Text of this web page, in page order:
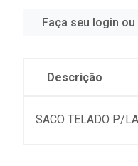
Faça seu login
Descrição
SACO TELADO P/